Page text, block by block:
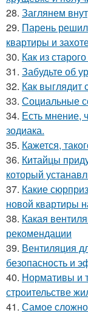
28. Заглянем
29. Парень
квартиры и
30. Как из
31. Забудьте об
32. Как выглядит
33. Социальные
34. Есть мнение,
зодиака.
35. Кажется,
36. Китайцы
который
37. Какие
новой квартиры
38. Какая
рекомендации
39. Вентиляция
безопасность и
40. Нормативы и
строительстве
41. Самое